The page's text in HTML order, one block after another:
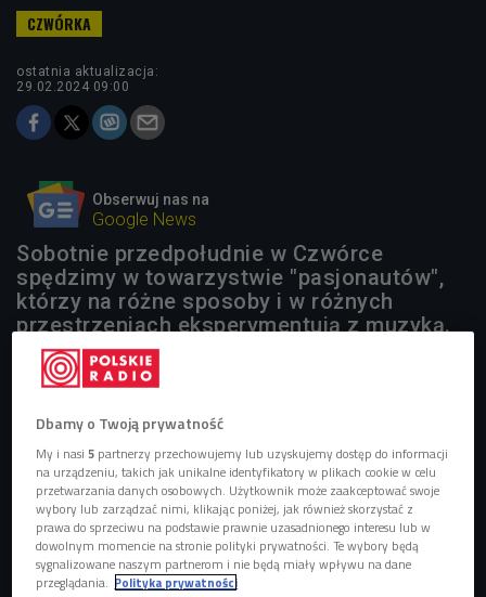
ostatnia aktualizacja:
29.02.2024 09:00
Obserwuj nas na
Google News
Sobotnie przedpołudnie w Czwórce
spędzimy w towarzystwie "pasjonautów",
którzy na różne sposoby i w różnych
przestrzeniach eksperymentują z muzyką.
Dbamy o Twoją prywatność
My i nasi5 partnerzy przechowujemy lub uzyskujemy dostęp do informacji
na urządzeniu, takich jak unikalne identyfikatory w plikach cookie w celu
przetwarzania danych osobowych. Użytkownik może zaakceptować swoje
wybory lub zarządzać nimi, klikając poniżej, jak również skorzystać z
prawa do sprzeciwu na podstawie prawnie uzasadnionego interesu lub w
dowolnym momencie na stronie polityki prywatności. Te wybory będą
sygnalizowane naszym partnerom i nie będą miały wpływu na dane
przeglądania. Polityka prywatności